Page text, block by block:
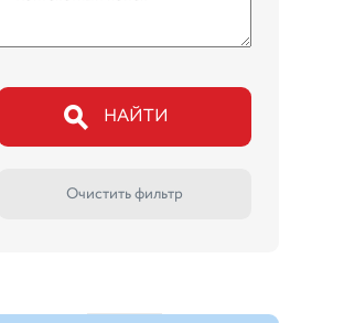
НАЙТИ
Очистить фильтр